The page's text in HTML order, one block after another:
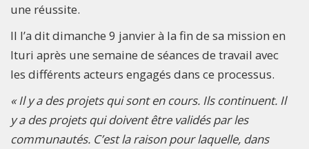
une réussite.
Il l’a dit dimanche 9 janvier à la fin de sa mission en
Ituri après une semaine de séances de travail avec
les différents acteurs engagés dans ce processus.
« Il y a des projets qui sont en cours. Ils continuent. Il
y a des projets qui doivent être validés par les
communautés. C’est la raison pour laquelle, dans